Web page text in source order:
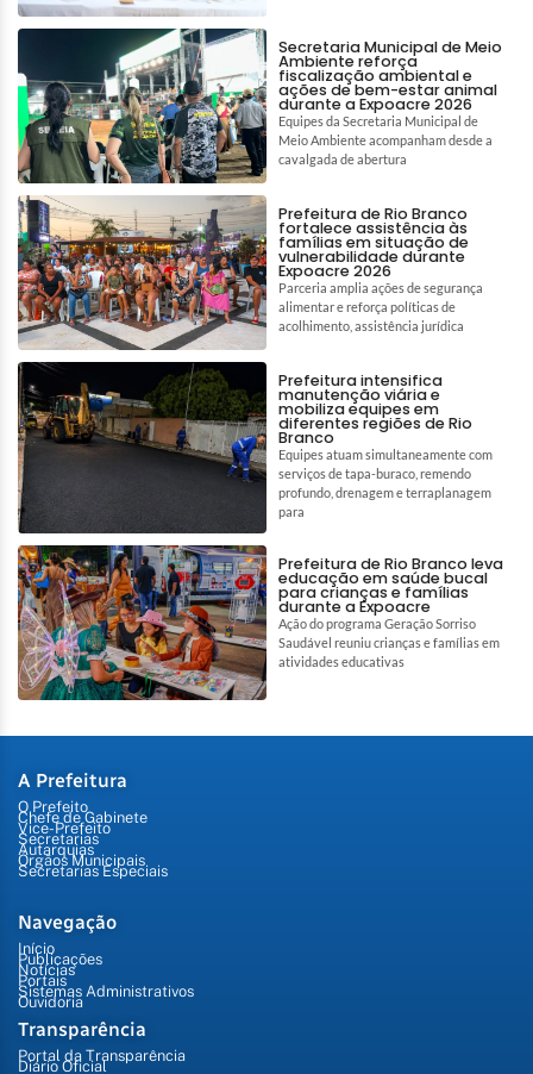
Secretaria Municipal de Meio
Ambiente reforça
fiscalização ambiental e
ações de bem-estar animal
durante a Expoacre 2026
Equipes da Secretaria Municipal de
Meio Ambiente acompanham desde a
cavalgada de abertura
Prefeitura de Rio Branco
fortalece assistência às
famílias em situação de
vulnerabilidade durante
Expoacre 2026
Parceria amplia ações de segurança
alimentar e reforça políticas de
acolhimento, assistência jurídica
Prefeitura intensifica
manutenção viária e
mobiliza equipes em
diferentes regiões de Rio
Branco
Equipes atuam simultaneamente com
serviços de tapa-buraco, remendo
profundo, drenagem e terraplanagem
para
Prefeitura de Rio Branco leva
educação em saúde bucal
para crianças e famílias
durante a Expoacre
Ação do programa Geração Sorriso
Saudável reuniu crianças e famílias em
atividades educativas
A Prefeitura
O Prefeito
Chefe de Gabinete
Vice-Prefeito
Secretarias
Autarquias
Órgãos Municipais
Secretarias Especiais
Navegação
Início
Publicações
Notícias
Portais
Sistemas Administrativos
Ouvidoria
Transparência
Portal da Transparência
Diário Oficial